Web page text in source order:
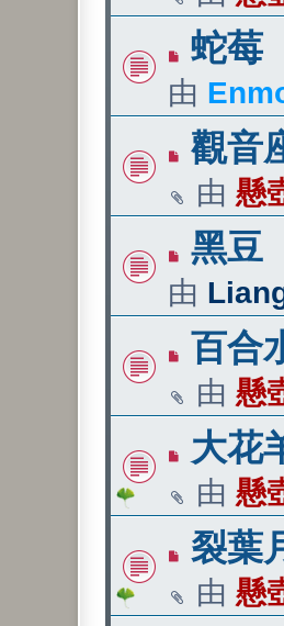
蛇莓
由
觀音
由 懸
黑豆
由
百合
由 懸
大花
由 懸
裂葉
由 懸